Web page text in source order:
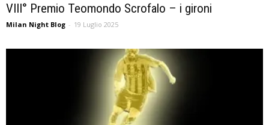
VIII° Premio Teomondo Scrofalo – i gironi
Milan Night Blog - 19 Luglio 2025